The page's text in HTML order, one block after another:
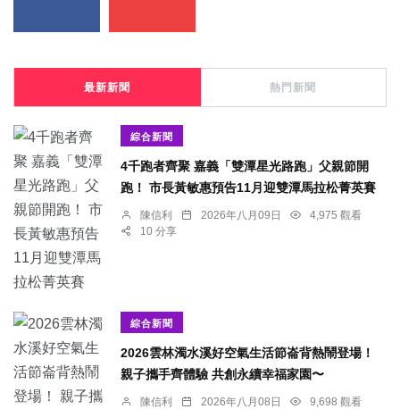
最新新聞 熱門新聞
綜合新聞
4千跑者齊聚 嘉義「雙潭星光路跑」父親節開
跑！ 市長黃敏惠預告11月迎雙潭馬拉松菁英賽
陳信利 2026年八月09日
4,975 觀看
10 分享
綜合新聞
2026雲林濁水溪好空氣生活節崙背熱鬧登場！
親子攜手齊體驗 共創永續幸福家園〜
陳信利 2026年八月08日
9,698 觀看